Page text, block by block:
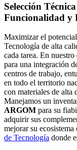
Selección
Funcionalidad y
Maximizar el
Tecnología de alta
cada tarea. En
para una integración
centros de trabajo,
en todo el territorio
con materiales de alta
Manejamos un
ARGOM para su
adquirir sus
mejorar su
de Tecnología donde